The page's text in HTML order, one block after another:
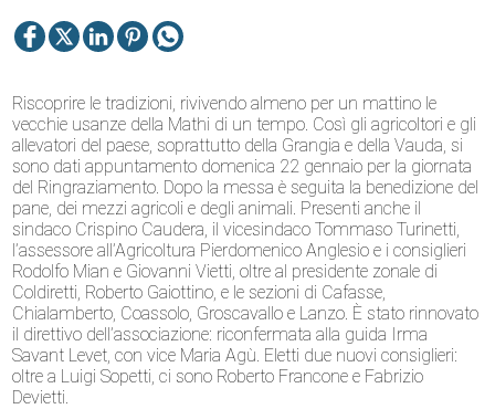
Riscoprire le tradizioni, rivivendo almeno per un mattino le
vecchie usanze della Mathi di un tempo. Così gli agricoltori e gli
allevatori del paese, soprattutto della Grangia e della Vauda, si
sono dati appuntamento domenica 22 gennaio per la giornata
del Ringraziamento. Dopo la messa è seguita la benedizione del
pane, dei mezzi agricoli e degli animali. Presenti anche il
sindaco Crispino Caudera, il vicesindaco Tommaso Turinetti,
l’assessore all’Agricoltura Pierdomenico Anglesio e i consiglieri
Rodolfo Mian e Giovanni Vietti, oltre al presidente zonale di
Coldiretti, Roberto Gaiottino, e le sezioni di Cafasse,
Chialamberto, Coassolo, Groscavallo e Lanzo. È stato rinnovato
il direttivo dell’associazione: riconfermata alla guida Irma
Savant Levet, con vice Maria Agù. Eletti due nuovi consiglieri:
oltre a Luigi Sopetti, ci sono Roberto Francone e Fabrizio
Devietti.